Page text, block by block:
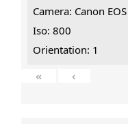
Camera: Canon
Iso: 800
Orientation: 1
«
‹